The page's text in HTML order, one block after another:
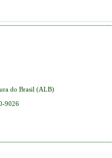
do Brasil (ALB)
9026